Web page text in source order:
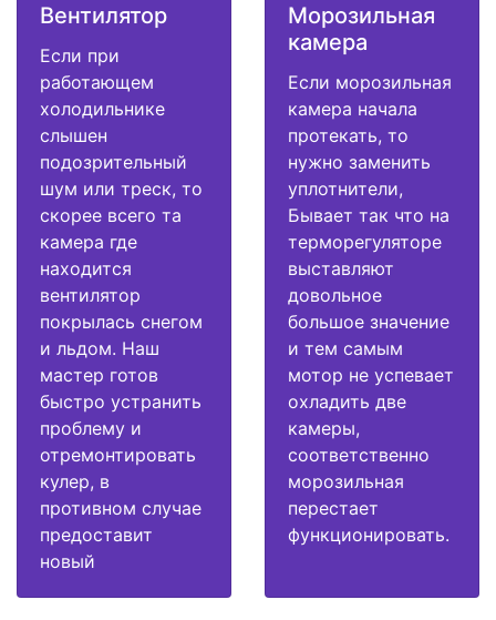
Вентилятор
Если при
работающем
холодильнике
слышен
подозрительный
шум или треск, то
скорее всего та
камера где
находится
вентилятор
покрылась снегом
и льдом. Наш
мастер готов
быстро устранить
проблему и
отремонтировать
кулер, в
противном случае
предоставит
новый
Морозильная
камера
Если морозильная
камера начала
протекать, то
нужно заменить
уплотнители,
Бывает так что на
терморегуляторе
выставляют
довольное
большое значение
и тем самым
мотор не успевает
охладить две
камеры,
соответственно
морозильная
перестает
функционировать.